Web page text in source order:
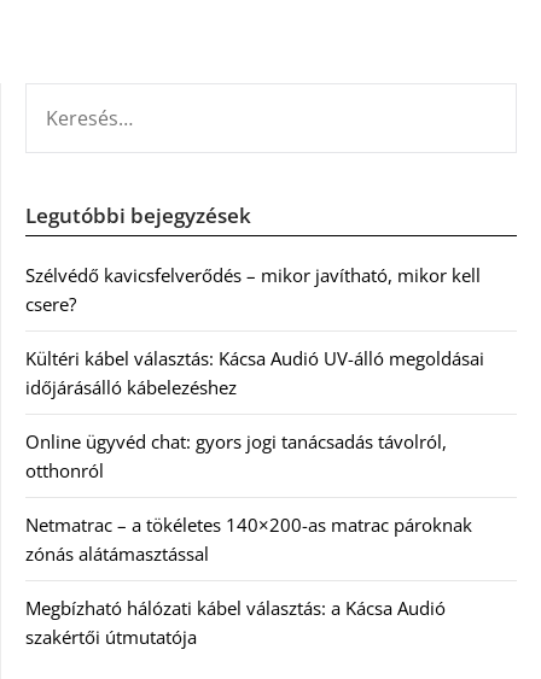
Legutóbbi bejegyzések
Szélvédő kavicsfelverődés – mikor javítható, mikor kell
csere?
Kültéri kábel választás: Kácsa Audió UV-álló megoldásai
időjárásálló kábelezéshez
Online ügyvéd chat: gyors jogi tanácsadás távolról,
otthonról
Netmatrac – a tökéletes 140×200-as matrac pároknak
zónás alátámasztással
Megbízható hálózati kábel választás: a Kácsa Audió
szakértői útmutatója